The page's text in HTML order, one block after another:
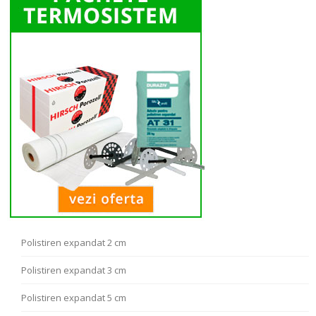
Polistiren expandat 2 cm
Polistiren expandat 3 cm
Polistiren expandat 5 cm